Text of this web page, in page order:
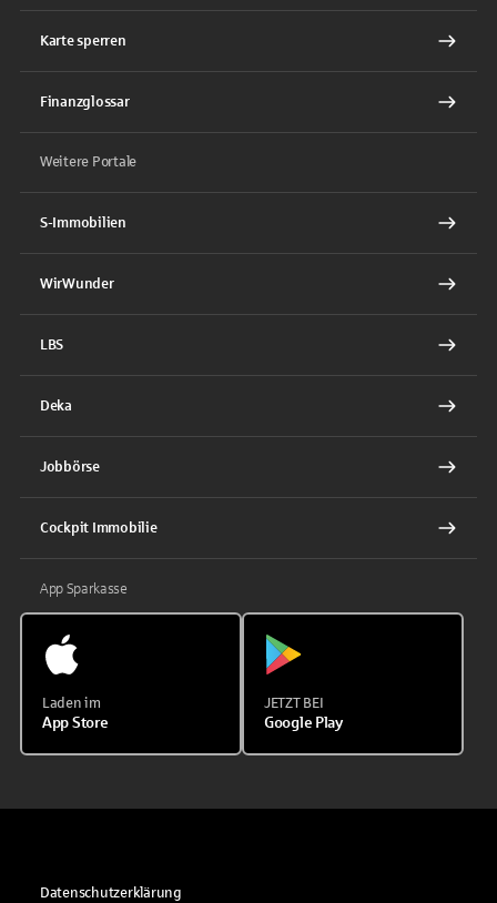
Karte sperren
Finanzglossar
Weitere Portale
S-Immobilien
WirWunder
LBS
Deka
Jobbörse
Cockpit Immobilie
App Sparkasse
Laden im
App Store
JETZT BEI
Google Play
Datenschutzerklärung